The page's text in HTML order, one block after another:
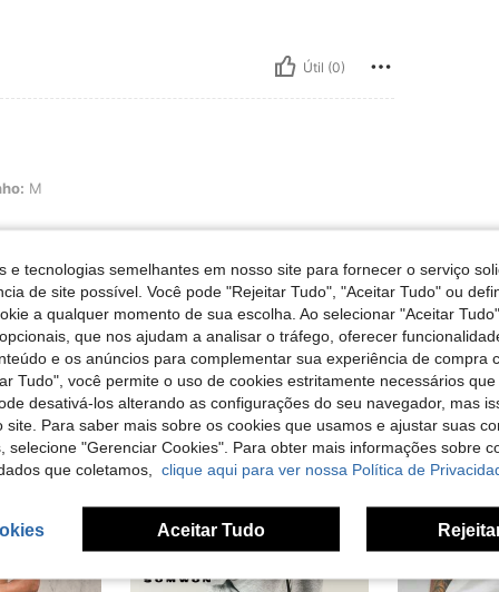
Útil (0)
M
cor
Útil (0)
e tecnologias semelhantes em nosso site para fornecer o serviço
de site possível. Você pode "Rejeitar Tudo", "Aceitar Tudo" ou
a qualquer momento de sua escolha. Ao selecionar "Aceitar
que nos ajudam a analisar o tráfego, oferecer
e os anúncios para complementar sua experiência de compra
Tudo", você permite o uso de cookies estritamente necessários
desativá-los alterando as configurações do seu navegador, mas
site. Para saber mais sobre os cookies que usamos e ajustar suas
selecione "Gerenciar Cookies". Para obter mais informações sobre
que coletamos, clique aqui para ver nossa Política de
Aceitar Tudo